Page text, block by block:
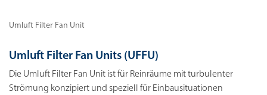
Umluft Filter Fan Unit
Umluft Filter Fan Units (UFFU)
Die Umluft Filter Fan Unit ist für Reinräume mit turbulenter
Strömung konzipiert und speziell für Einbausituationen